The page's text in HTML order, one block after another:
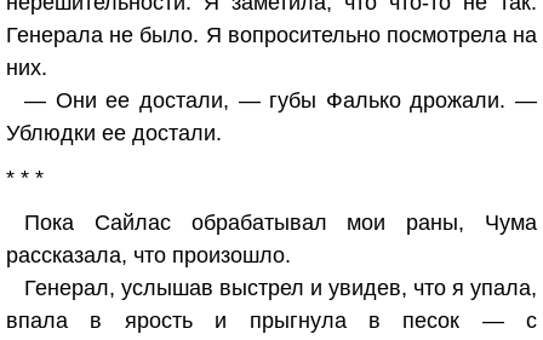
Генерала не было. Я вопросительно посмотрела на
них.
— Они ее достали, — губы Фалько дрожали. —
Ублюдки ее достали.
* * *
Пока Сайлас обрабатывал мои раны, Чума
рассказала, что произошло.
Генерал, услышав выстрел и увидев, что я упала,
впала в ярость и прыгнула в песок — с